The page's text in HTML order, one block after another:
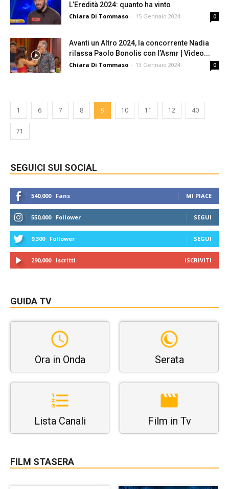
L’Eredità 2024: quanto ha vinto
Chiara Di Tommaso - 15 Gennaio 2024 0
Avanti un Altro 2024, la concorrente Nadia
rilassa Paolo Bonolis con l’Asmr | Video...
Chiara Di Tommaso - 13 Gennaio 2024 0
1 6 7 8 9 10 11 12 40
71
SEGUICI SUI SOCIAL
540,000 Fans MI PIACE
550,000 Follower SEGUI
9,300 Follower SEGUI
290,000 Iscritti ISCRIVITI
GUIDA TV
Ora in Onda Serata
Lista Canali Film in Tv
FILM STASERA